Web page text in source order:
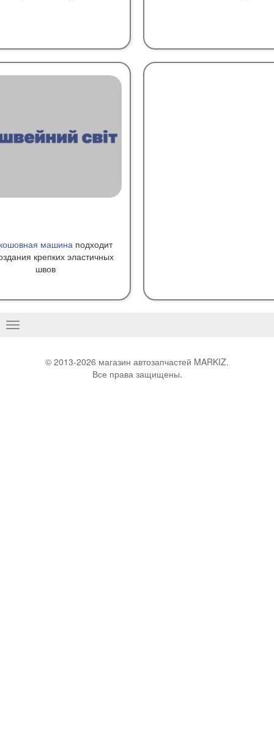
машинаподходит
крепких эластичных
швов
Basculer
© 2013-2026 магазин автозапчастей MARKIZ.
Все права защищены.